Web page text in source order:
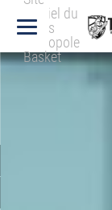
officiel du
Tours
Métropole
Basket